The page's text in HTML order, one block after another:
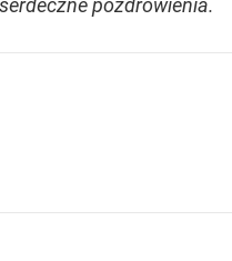
pozdrowienia.